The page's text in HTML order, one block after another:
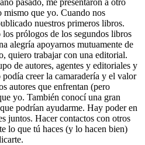
mismo que yo. Cuando nos
nuestros primeros libros.
prólogos de los segundos libros
alegría apoyarnos mutuamente de
quiero trabajar con una editorial.
de autores, agentes y editoriales y
creer la camaradería y el valor
autores que enfrentan (pero
yo. También conocí una gran
podrían ayudarme. Hay poder en
juntos. Hacer contactos con otros
lo que tú haces (y lo hacen bien)